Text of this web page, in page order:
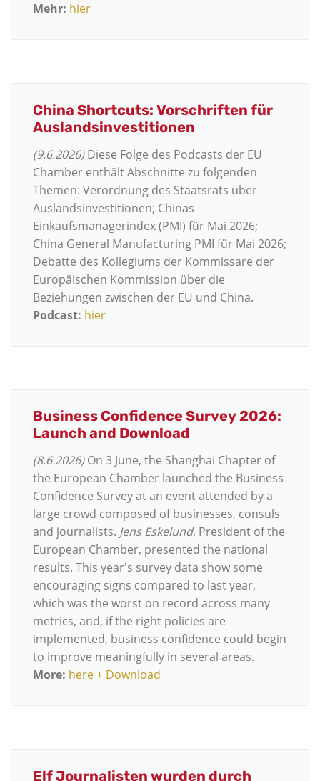
Mehr: hier
China Shortcuts: Vorschriften für
Auslandsinvestitionen
(9.6.2026)Diese Folge des Podcasts der EU
Chamber enthält Abschnitte zu folgenden
Themen: Verordnung des Staatsrats über
Auslandsinvestitionen; Chinas
Einkaufsmanagerindex (PMI) für Mai 2026;
China General Manufacturing PMI für Mai 2026;
Debatte des Kollegiums der Kommissare der
Europäischen Kommission über die
Beziehungen zwischen der EU und China.
Podcast: hier
Business Confidence Survey 2026:
Launch and Download
(8.6.2026)On 3 June, the Shanghai Chapter of
the European Chamber launched the Business
Confidence Survey at an event attended by a
large crowd composed of businesses, consuls
and journalists. Jens Eskelund, President of the
European Chamber, presented the national
results. This year's survey data show some
encouraging signs compared to last year,
which was the worst on record across many
metrics, and, if the right policies are
implemented, business confidence could begin
to improve meaningfully in several areas.
More: here + Download
Elf Journalisten wurden durch